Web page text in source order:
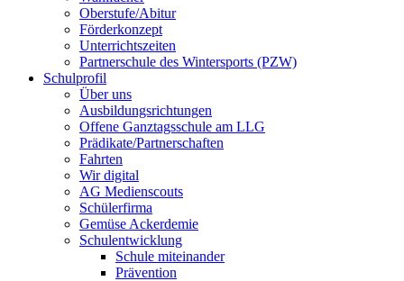
Oberstufe/Abitur
Förderkonzept
Unterrichtszeiten
Partnerschule des Wintersports (PZW)
Schulprofil
Über uns
Ausbildungsrichtungen
Offene Ganztagsschule am LLG
Prädikate/Partnerschaften
Fahrten
Wir digital
AG Medienscouts
Schülerfirma
Gemüse Ackerdemie
Schulentwicklung
Schule miteinander
Prävention